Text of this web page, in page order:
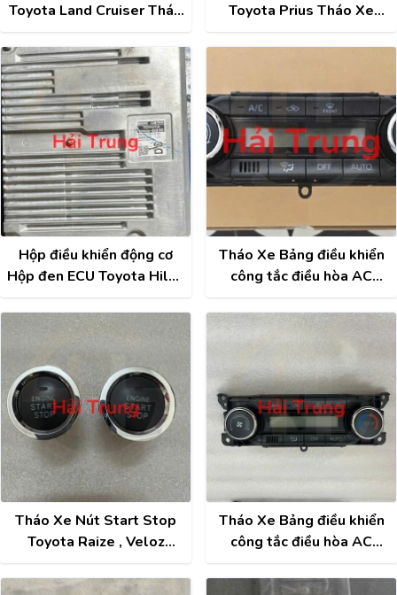
Toyota Land Cruiser Tháo
Toyota Prius Tháo Xe
Hộp điều khiển động cơ
Hộp đen ECU Toyota Hilux
Tháo Xe Bảng điều khiển
công tắc điều hòa AC
2021-2025
Tháo Xe Nút Start Stop
Toyota Raize , Veloz
Tháo Xe Bảng điều khiển
công tắc điều hòa AC
2021-2025